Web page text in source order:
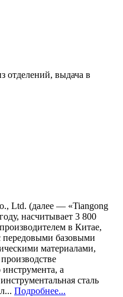
отделений, выдача в
Ltd. (далее — «Tiangong
насчитывает 3 800
в Китае,
передовыми базовыми
материалами,
а
сталь
Подробнее...